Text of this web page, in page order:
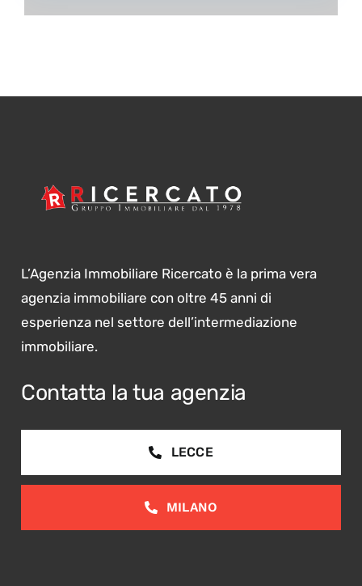
L’Agenzia Immobiliare Ricercato è la prima vera
agenzia immobiliare con oltre 45 anni di
esperienza nel settore dell’intermediazione
immobiliare.
Contatta la tua agenzia
LECCE
MILANO